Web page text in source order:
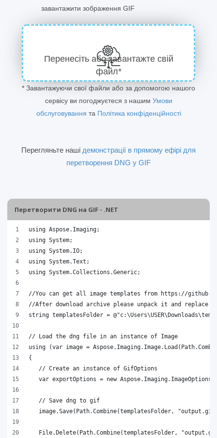
завантажити зображення GIF
Перенесіть або завантажте свій
файл*
* Завантажуючи свої файли або за допомогою нашого
сервісу ви погоджуєтеся з нашим Умови
обслуговування та Політика конфіденційності
Перегляньте наші демонстрації в прямому ефірі для
перетворення DNG у GIF
Перетворити DNG на GIF - .NET